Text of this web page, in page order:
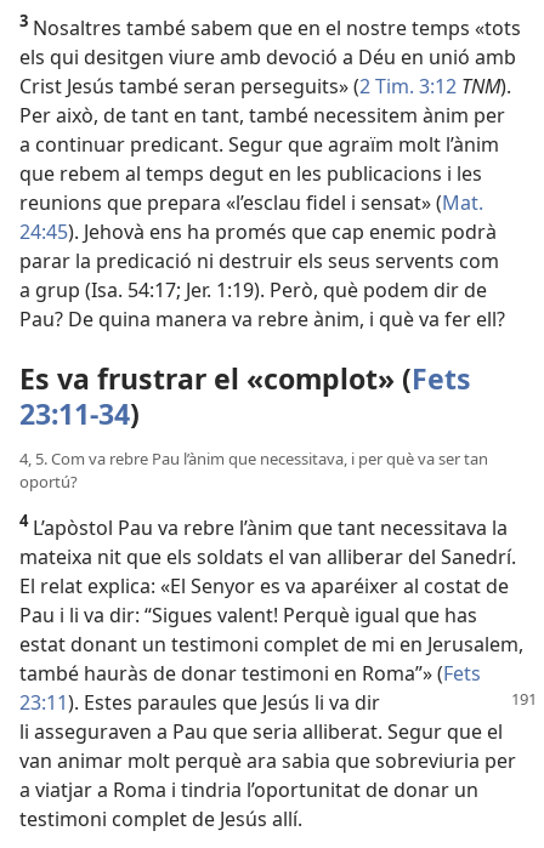
3 Nosaltres també sabem que en el nostre temps «tots
els qui desitgen viure amb devoció a Déu en unió amb
Crist Jesús també seran perseguits» (2 Tim. 3:12 TNM).
Per això, de tant en tant, també necessitem ànim per
a continuar predicant. Segur que agraïm molt l’ànim
que rebem al temps degut en les publicacions i les
reunions que prepara «l’esclau fidel i sensat» (Mat.
24:45). Jehovà ens ha promés que cap enemic podrà
parar la predicació ni destruir els seus servents com
a grup (Isa. 54:17; Jer. 1:19). Però, què podem dir de
Pau? De quina manera va rebre ànim, i què va fer ell?
Es va frustrar el «complot» (Fets
23:11-34)
4, 5. Com va rebre Pau l’ànim que necessitava, i per què va ser tan
oportú?
4L’apòstol Pau va rebre l’ànim que tant necessitava la
mateixa nit que els soldats el van alliberar del Sanedrí.
El relat explica: «El Senyor es va aparéixer al costat de
Pau i li va dir: “Sigues valent! Perquè igual que has
estat donant un testimoni complet de mi en Jerusalem,
també hauràs de donar testimoni en Roma”» (Fets
23:11). Estes paraules que Jesús li va dir
li asseguraven a Pau que seria alliberat. Segur que el
van animar molt perquè ara sabia que sobreviuria per
a viatjar a Roma i tindria l’oportunitat de donar un
testimoni complet de Jesús allí.